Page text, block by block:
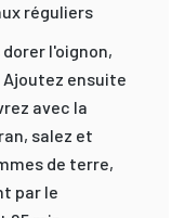
réguliers
l'oignon,
Ajoutez ensuite
avec la
salez et
de terre,
par le